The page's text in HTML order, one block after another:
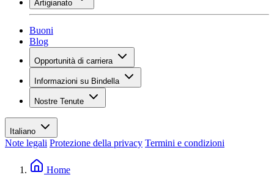
Assortimento
Conoscenza del vino
Artigianato
Panoramica
Buoni
Blog
Opportunità di carriera
Posti vacanti
I tuoi vantaggi
Valori
Informazioni su Bindella
Panoramica
Storia
Les Moby Dicks
Contatti
Sostenibilità
Nostre Tenute
Italiano
Note legali Protezione della privacy Termini e condizioni
Home